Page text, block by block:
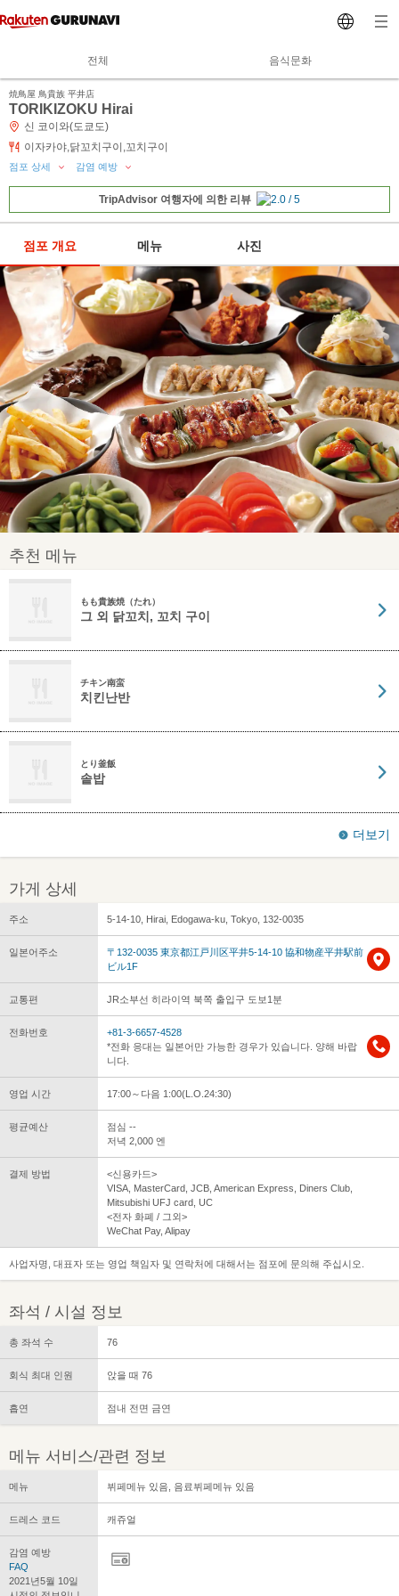
전체 음식문화
焼鳥屋 鳥貴族 平井店
TORIKIZOKU Hirai
신 코이와(도쿄도)
이자카야,닭꼬치구이,꼬치구이
점포 상세 감염 예방
TripAdvisor 여행자에 의한 리뷰
점포 개요 메뉴 사진
추천 메뉴
もも貴族焼（たれ）
그 외 닭꼬치, 꼬치 구이
チキン南蛮
치킨난반
とり釜飯
솥밥
더보기
가게 상세
주소 5-14-10, Hirai, Edogawa-ku, Tokyo, 132-0035
일본어주소
〒132-0035 東京都江戸川区平井5-14-10 協和物産平井駅前
ビル1F
교통편 JR소부선 히라이역 북쪽 출입구 도보1분
전화번호
+81-3-6657-4528
*전화 응대는 일본어만 가능한 경우가 있습니다. 양해 바랍
니다.
영업 시간 17:00～다음 1:00(L.O.24:30)
평균예산
점심 --
저녁 2,000 엔
결제 방법
<신용카드>
VISA, MasterCard, JCB, American Express, Diners Club,
Mitsubishi UFJ card, UC
<전자 화폐 / 그외>
WeChat Pay, Alipay
사업자명, 대표자 또는 영업 책임자 및 연락처에 대해서는 점포에 문의해 주십시오.
좌석 / 시설 정보
총 좌석 수 76
회식 최대 인원 앉을 때 76
흡연 점내 전면 금연
메뉴 서비스/관련 정보
메뉴 뷔페메뉴 있음, 음료뷔페메뉴 있음
드레스 코드 캐쥬얼
감염 예방
FAQ
2021년5월 10일